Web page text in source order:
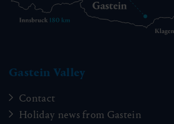
Gastein Valley
Contact
Holiday news from Gastein